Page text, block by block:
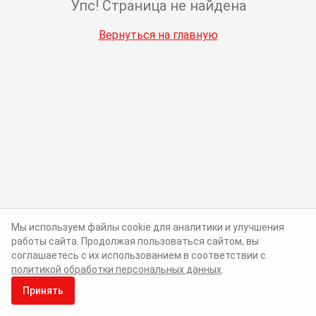
Упс! Страница не найдена
Вернуться на главную
Мы используем файлы cookie для аналитики и улучшения
работы сайта. Продолжая пользоваться сайтом, вы
соглашаетесь с их использованием в соответствии с
политикой обработки персональных данных
Принять